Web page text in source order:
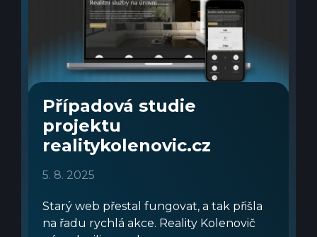
Případová studie
projektu
realitykolenovic.cz
5. 8. 2025
Starý web přestal fungovat, a tak přišla
na řadu rychlá akce. Reality Kolenovič